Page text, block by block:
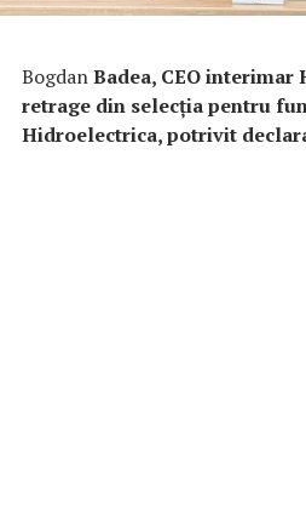
BogdanBadea, CEO interimar
retrage din selecția pentru
Hidroelectrica, potrivit